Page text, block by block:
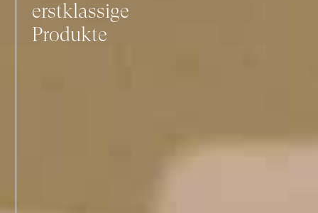
erstklassige
Produkte